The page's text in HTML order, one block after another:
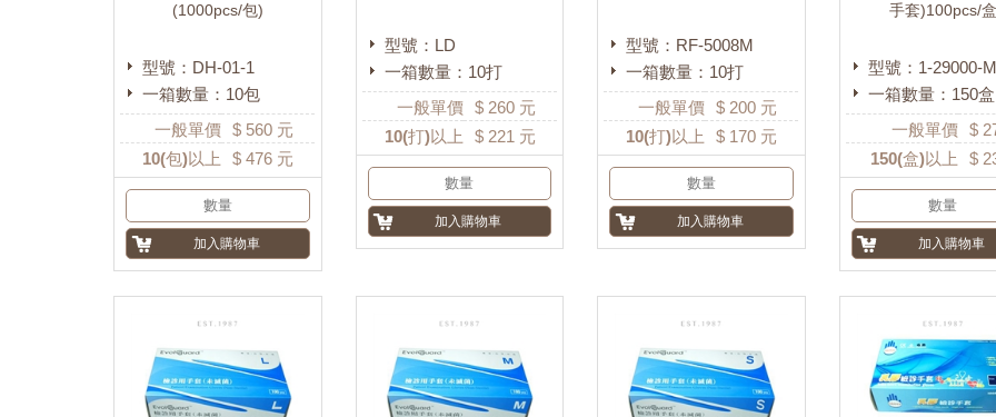
(1000pcs/包)
型號：DH-01-1
一箱數量：10包
一般單價 $ 560 元
10(包)以上 $ 476 元
型號：LD
一箱數量：10打
一般單價
$ 260元
10(打)以上 $ 221 元
型號：RF-5008M
一箱數量：10打
一般單價 $ 200 元
10(打)以上 $ 170 元
手套)100pcs/盒
型號：1-29000-M
一箱數量：150盒
一般單價
$
150(盒)以上 $